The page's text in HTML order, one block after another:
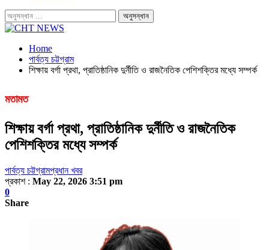
Home
পার্বত্য চট্টগ্রাম
শিক্ষায় বর্গা প্রথা, প্রাতিষ্ঠানিক দুর্নীতি ও রাজনৈতিক পেশিশক্তির মধ্যে সম্পর্ক
মতামত
শিক্ষায় বর্গা প্রথা, প্রাতিষ্ঠানিক দুর্নীতি ও রাজনৈতিক
পেশিশক্তির মধ্যে সম্পর্ক
পার্বত্য চট্টগ্রামপ্রধান খবর
প্রকাশ : May 22, 2026 3:51 pm
0
Share